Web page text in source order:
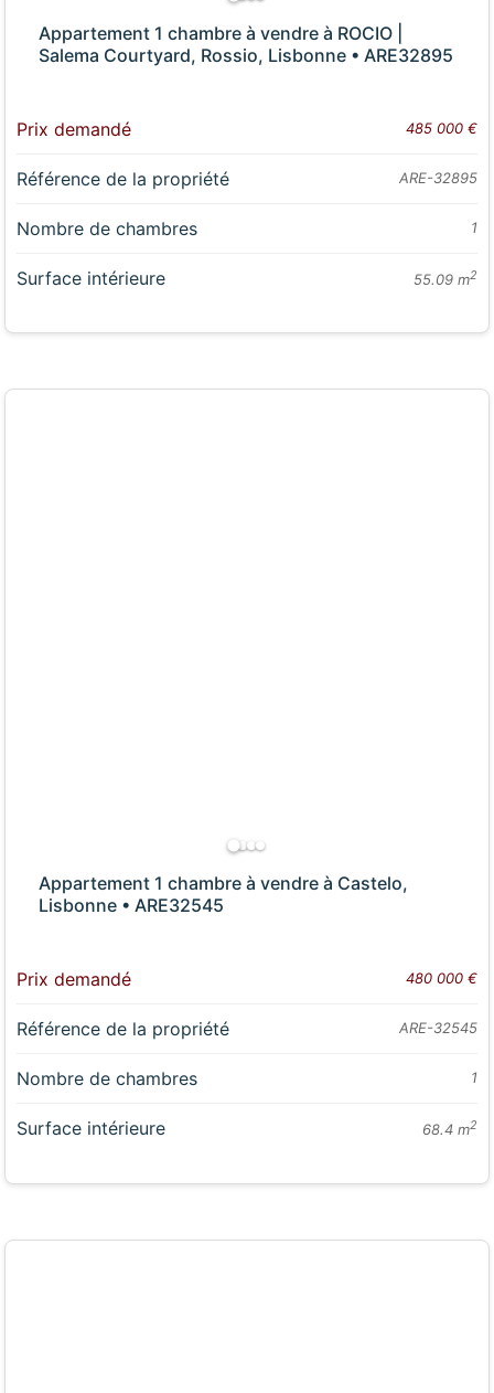
Appartement 1 chambre à vendre à ROCIO |
Salema Courtyard, Rossio, Lisbonne • ARE32895
Prix demandé 485 000 €
Référence de la propriété ARE-32895
Nombre de chambres 1
Surface intérieure 55.09 m2
Appartement 1 chambre à vendre à Castelo,
Lisbonne • ARE32545
Prix demandé 480 000 €
Référence de la propriété ARE-32545
Nombre de chambres 1
Surface intérieure 68.4 m2